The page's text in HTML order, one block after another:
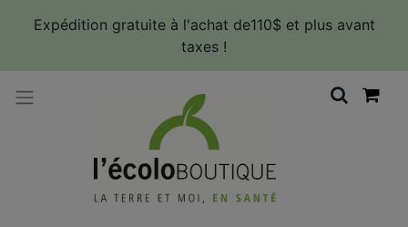
Expédition gratuite à l'achat de110$ et plus avant
taxes !